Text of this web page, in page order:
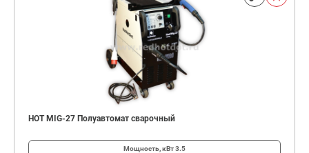
HOT MIG-27 Полуавтомат сварочный
Мощность, кВт3.5